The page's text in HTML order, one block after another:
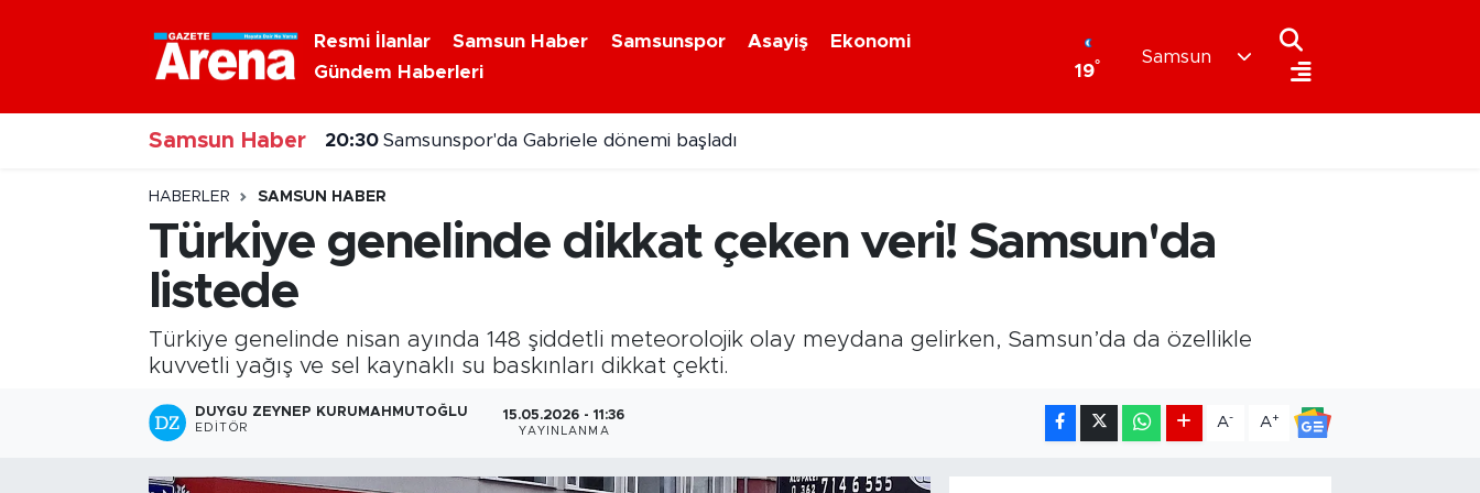
Resmi İlanlar Samsun Haber Samsunspor Asayiş
Ekonomi
Gündem Haberleri
19°
Samsun
Samsun Haber 20:30 Samsunspor'da Gabriele dönemi başladı
HABERLER SAMSUN HABER
Türkiye genelinde dikkat çeken veri! Samsun'da
listede
Türkiye genelinde nisan ayında 148 şiddetli meteorolojik olay meydana gelirken, Samsun’da da özellikle
kuvvetli yağış ve sel kaynaklı su baskınları dikkat çekti.
DUYGU ZEYNEP KURUMAHMUTOĞLU
EDITÖR
15.05.2026 - 11:36
YAYINLANMA
A- A+
Nöbetçi Eczaneler
Hava Durumu
Samsun Namaz Vakitleri
Trafik Durumu
Süper Lig Puan Durumu ve Fikstür
Tüm Manşetler
Son Dakika Haberleri
Haber Arşivi